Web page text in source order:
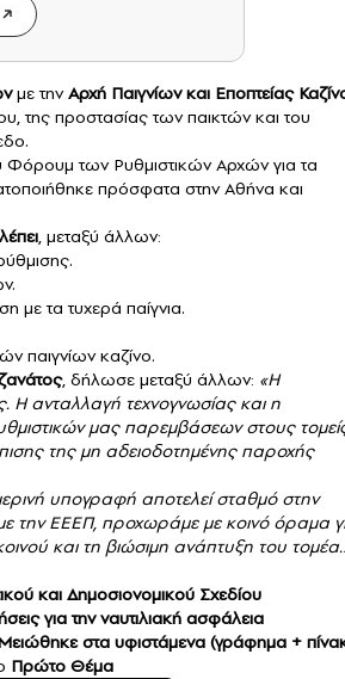
με τηνΑρχή Παιγνίων και Εποπτείας
της προστασίας των παικτών και του
των Ρυθμιστικών Αρχών για τα
πρόσφατα στην Αθήνα και
, μεταξύ άλλων:
με τα τυχερά παίγνια.
παιγνίων καζίνο.
, δήλωσε μεταξύ άλλων: «Η
Η ανταλλαγή τεχνογνωσίας και η
μας παρεμβάσεων στους
της μη αδειοδοτημένης παροχής
υπογραφή αποτελεί σταθμό στην
την ΕΕΕΠ, προχωράμε με κοινό όραμα
και τη βιώσιμη ανάπτυξη του
και Δημοσιονομικού Σχεδίου
για την ναυτιλιακή ασφάλεια
στα υφιστάμενα (γράφημα +
Πρώτο Θέμα